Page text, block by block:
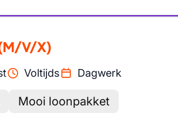
V/X)
Voltijds Dagwerk
Mooi loonpakket